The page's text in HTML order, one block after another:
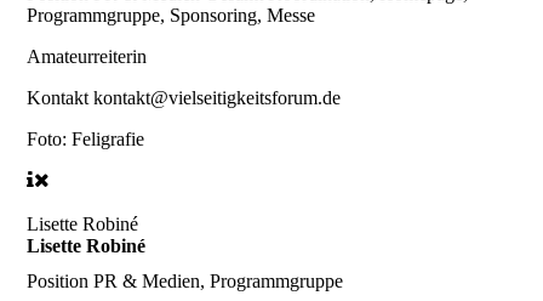
Programmgruppe, Sponsoring, Messe
Amateurreiterin
Kontaktkontakt@vielseitigkeitsforum.de
Foto: Feligrafie
Lisette Robiné
Lisette Robiné
PositionPR & Medien, Programmgruppe